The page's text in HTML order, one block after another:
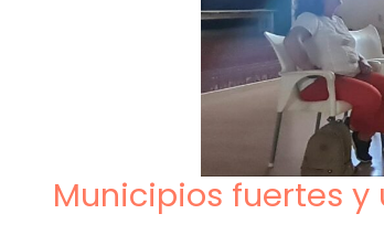
Municipios fuertes y